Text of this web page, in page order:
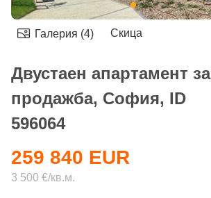
Галерия (4) Скица
Двустаен апартамент за
продажба, София, ID
596064
259 840 EUR
3 500 €/кв.м.